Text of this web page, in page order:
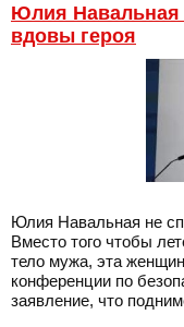
Юлия Навальная
вдовы героя
Юлия Навальная не
Вместо того чтобы
тело мужа, эта
конференции по
заявление, что